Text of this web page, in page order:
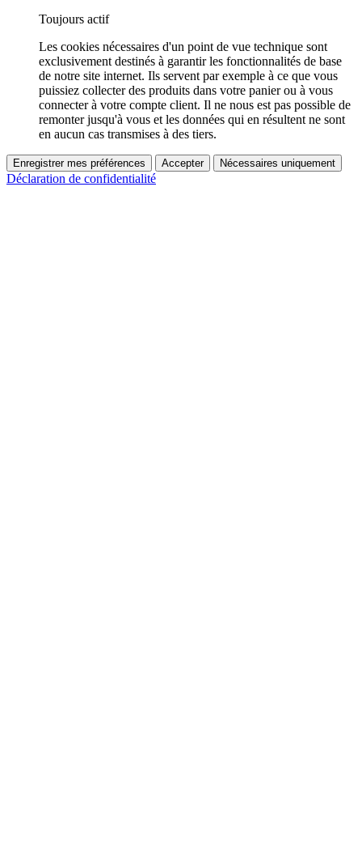
Toujours actif
Les cookies nécessaires d'un point de vue technique sont
exclusivement destinés à garantir les fonctionnalités de base
de notre site internet. Ils servent par exemple à ce que vous
puissiez collecter des produits dans votre panier ou à vous
connecter à votre compte client. Il ne nous est pas possible de
remonter jusqu'à vous et les données qui en résultent ne sont
en aucun cas transmises à des tiers.
Enregistrer mes préférences Accepter Nécessaires uniquement
Déclaration de confidentialité